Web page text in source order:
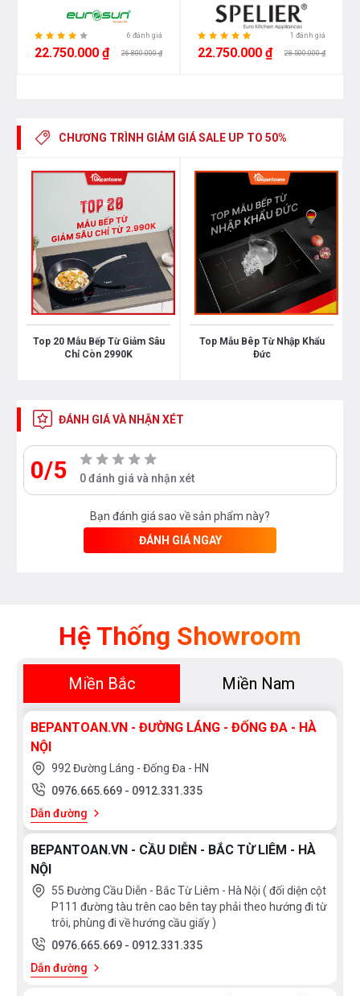
Tốc độ nấu nhanh gấp 50% so với mức công suất cao
nhất
cho phép bếp nhận biết kích thước của nồi và chỉ đun
thời gian và năng lượng
Vùng nấu lớn 32cm
Vùng nấu lớn 32cm của bếp từ Bosch PID775HC1E là
một trong những vùng nấu lớn nhất thị trường cho
phép bạn đặt bất kỳ nồi có kích thước nào vào từ nhỏ
đến lớn
HOME CONNECT
bị di động thông qua kết nối internet
Cạnh bếp từ Bosch PID775HC1E được bo cạnh nhôm
giúp bếp đẹp hơn và, cánh trày xước và chống vỡ cạnh
Wipe Protection: Tạm dừng vệ sinh
Với tính năng này, bạn có thể khóa kính bếp trong vòng
30 giây tránh thay đổi cài đặt không mong muốn
Direct Select PLus
Màn hình điều khiển cao cấp Direct Select Plus với
phím led ẩn dưới mặt kính. Khi khởi động màn hình sẽ
sáng bảng số điều khiển với 17 cáp độ. Khi tắt nguôn
thì mặt kính sẽ còn một màu đen đồng nhất!
Khóa trẻ em
Tối đa hóa việc bảo vệ bếp cũng như trẻ em bằng tính
nằng khóa trẻ em
6 đánh giá
22.750.000 ₫ 26.800.000 ₫
1 đánh giá
22.750.000 ₫ 28.500.000 ₫
CHƯƠNG TRÌNH GIẢM GIÁSALE UP TO 50%
Top 20 Mẫu Bếp Từ Giảm Sâu
Chỉ Còn 2990K
Top Mẫu Bêp Từ Nhập Khẩu
Đức
ĐÁNH GIÁ VÀ NHẬN XÉT
0/5 0 đánh giá và nhận xét
Bạn đánh giá sao về sản phẩm này?
ĐÁNH GIÁ NGAY
Hệ Thống Showroom
Miền Bắc Miền Nam
BEPANTOAN.VN - ĐƯỜNG LÁNG - ĐỐNG ĐA - HÀ
NỘI
992 Đường Láng - Đống Đa - HN
0976.665.669 - 0912.331.335
Dẫn đường
BEPANTOAN.VN - CẦU DIỄN - BẮC TỪ LIÊM - HÀ
NỘI
55 Đường Cầu Diễn - Bắc Từ Liêm - Hà Nội ( đối diện cột
P111 đường tàu trên cao bên tay phải theo hướng đi từ
trôi, phùng đi về hướng cầu giấy )
0976.665.669 - 0912.331.335
Dẫn đường